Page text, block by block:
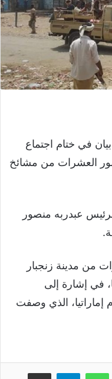
في ختام اجتماع
العشرات من مشائخ
عبدربه منصور
من مدينة زنجبار
في إشارة إلى
إماراتيا، الذي وصفت
واتسابتيلقرام مشاركة عبر البريد